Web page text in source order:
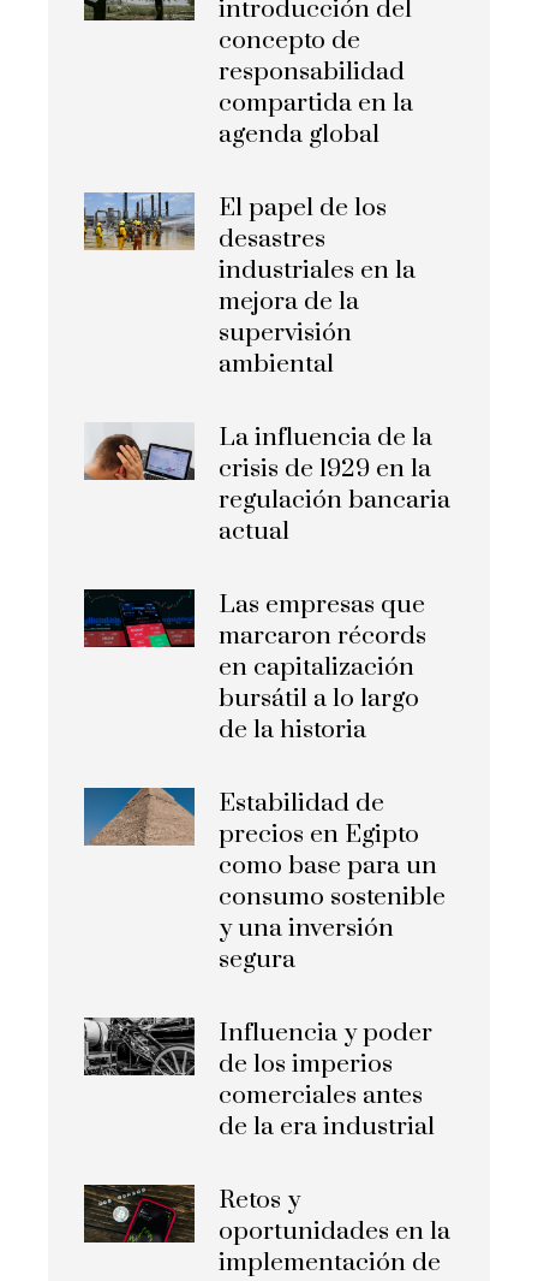
introducción del
concepto de
responsabilidad
compartida en la
agenda global
El papel de los
desastres
industriales en la
mejora de la
supervisión
ambiental
La influencia de la
crisis de 1929 en la
regulación bancaria
actual
Las empresas que
marcaron récords
en capitalización
bursátil a lo largo
de la historia
Estabilidad de
precios en Egipto
como base para un
consumo sostenible
y una inversión
segura
Influencia y poder
de los imperios
comerciales antes
de la era industrial
Retos y
oportunidades en la
implementación de